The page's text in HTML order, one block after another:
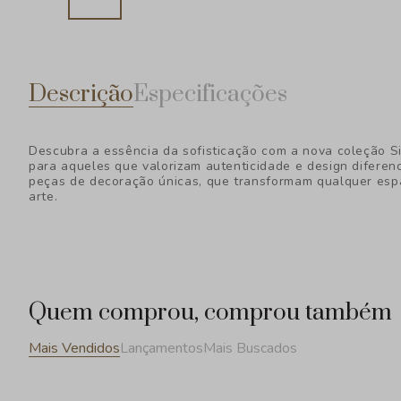
DescriçãoEspecificações
Descubra a essência da sofisticação com a nova coleção
para aqueles que valorizam autenticidade e design
peças de decoração únicas, que transformam qualquer
arte.
Quem comprou, comprou também
Mais VendidosLançamentosMais Buscados